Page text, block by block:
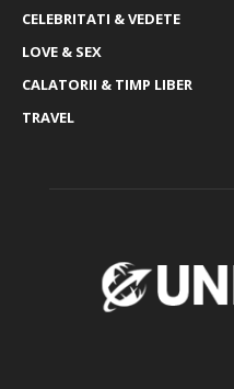
CELEBRITATI & VEDETE
LOVE & SEX
CALATORII & TIMP LIBER
TRAVEL